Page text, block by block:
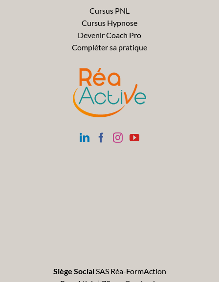
Cursus PNL
Cursus Hypnose
Devenir Coach Pro
Compléter sa pratique
Siège SocialSAS Réa-FormAction